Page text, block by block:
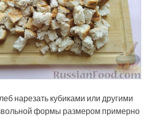
нарезать кубиками или другими
формы размером примерно